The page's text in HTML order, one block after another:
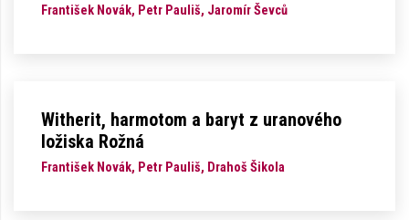
František Novák, Petr Pauliš, Jaromír Ševců
Witherit, harmotom a baryt z uranového
ložiska Rožná
František Novák, Petr Pauliš, Drahoš Šikola